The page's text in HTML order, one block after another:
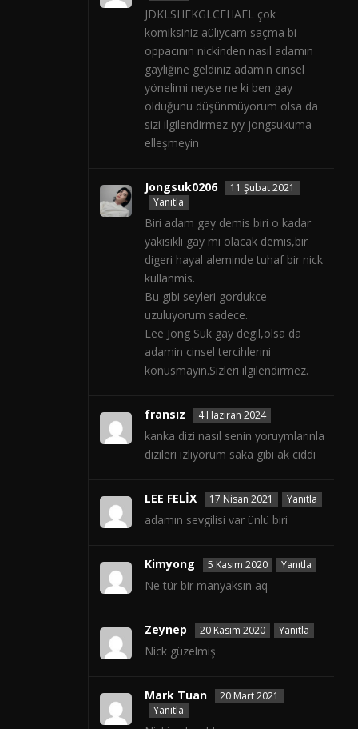
JDKLSHFKGLCFHAFL çok
komiksiniz aülıycam saçma bi
oppacının nickinden nasıl adamın
gayliğine geldiniz adamın cinsel
yönelimi neyse ne ki ben gay
olduğunu düşünmüyorum olsa da
sizi ilgilendirmez ıyy jongsukuma
elleşmeyin
Jongsuk0206
11 Şubat 2021
Yanıtla
Biri adam gay demis biri o kadar
yakisikli gay mi olacak demis,bir
digeri hayal aleminde tuhaf bir nick
kullanmis.
Bu gibi seyleri gordukce
uzuluyorum sadece.
Lee Jong Suk gay degil,olsa da
adamin cinsel tercihlerini
konusmayin.Sizleri ilgilendirmez.
fransız 4 Haziran 2024
kanka dizi nasıl senin yoruymlarınla
dizileri izliyorum saka gibi ak ciddi
LEE FELİX 17 Nisan 2021 Yanıtla
adamın sevgilisi var ünlü biri
Kimyong 5 Kasım 2020 Yanıtla
Ne tür bir manyaksın aq
Zeynep 20 Kasım 2020 Yanıtla
Nick güzelmiş
Mark Tuan
20 Mart 2021
Yanıtla